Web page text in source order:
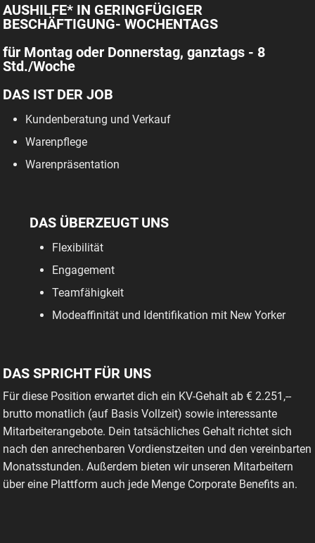
AUSHILFE* IN GERINGFÜGIGER
BESCHÄFTIGUNG- WOCHENTAGS
für Montag oder Donnerstag, ganztags - 8
Std./Woche
DAS IST DER JOB
Kundenberatung und Verkauf
Warenpflege
Warenpräsentation
DAS ÜBERZEUGT UNS
Flexibilität
Engagement
Teamfähigkeit
Modeaffinität und Identifikation mit New Yorker
DAS SPRICHT FÜR UNS
Für diese Position erwartet dich ein KV-Gehalt ab € 2.251,--
brutto monatlich (auf Basis Vollzeit) sowie interessante
Mitarbeiterangebote. Dein tatsächliches Gehalt richtet sich
nach den anrechenbaren Vordienstzeiten und den vereinbarten
Monatsstunden. Außerdem bieten wir unseren Mitarbeitern
über eine Plattform auch jede Menge Corporate Benefits an.